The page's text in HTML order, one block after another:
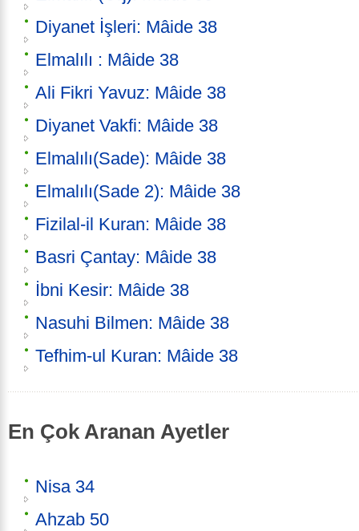
Diyanet İşleri: Mâide 38
Elmalılı : Mâide 38
Ali Fikri Yavuz: Mâide 38
Diyanet Vakfi: Mâide 38
Elmalılı(Sade): Mâide 38
Elmalılı(Sade 2): Mâide 38
Fizilal-il Kuran: Mâide 38
Basri Çantay: Mâide 38
İbni Kesir: Mâide 38
Nasuhi Bilmen: Mâide 38
Tefhim-ul Kuran: Mâide 38
En Çok Aranan Ayetler
Nisa 34
Ahzab 50